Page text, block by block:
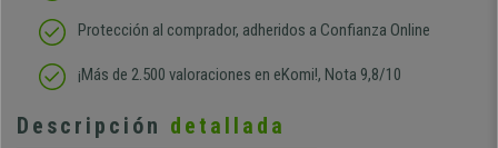
Protección al comprador, adheridos a Confianza Online
¡Más de 2.500 valoraciones en eKomi!, Nota 9,8/10
Descripción detallada